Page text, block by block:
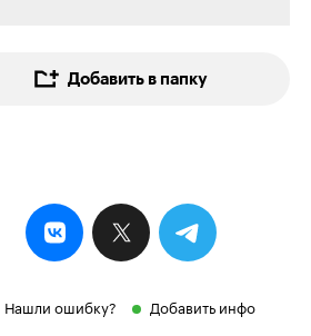
Добавить в папку
Нашли ошибку? Добавить инфо